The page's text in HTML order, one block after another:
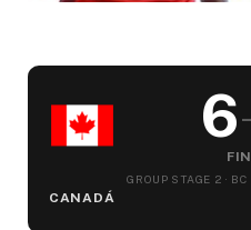
CANADÁ
6
GROUP STAGE 2 ·